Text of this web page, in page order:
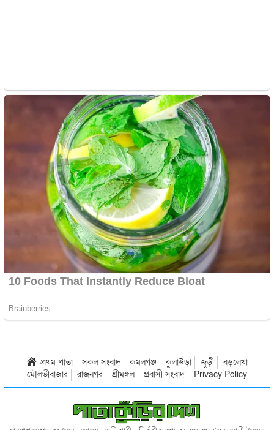
প্রথম পাতা সকল সংবাদ কমলগঞ্জ কুলাউড়া জুড়ী
বড়লেখা
মৌলভীবাজার
রাজনগর শ্রীমঙ্গল প্রবাসী সংবাদ Privacy Policy